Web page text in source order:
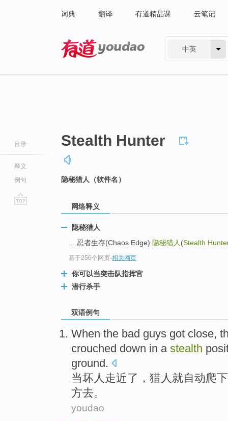
词典 翻译 有道精品课 云笔记
中英
目录
释义
例句
Stealth Hunter
隐秘猎人（软件名）
网络释义
隐秘猎人
... 忍者生存(Chaos Edge) 隐秘猎人 (Stealth
基于256个网页-相关网页
你可以当突击队指挥官
潜行杀手
双语例句
When the bad guys got close,
crouched down in a stealth
ground .
当坏人走近了， 猎人就自动爬下
方去。
youdao